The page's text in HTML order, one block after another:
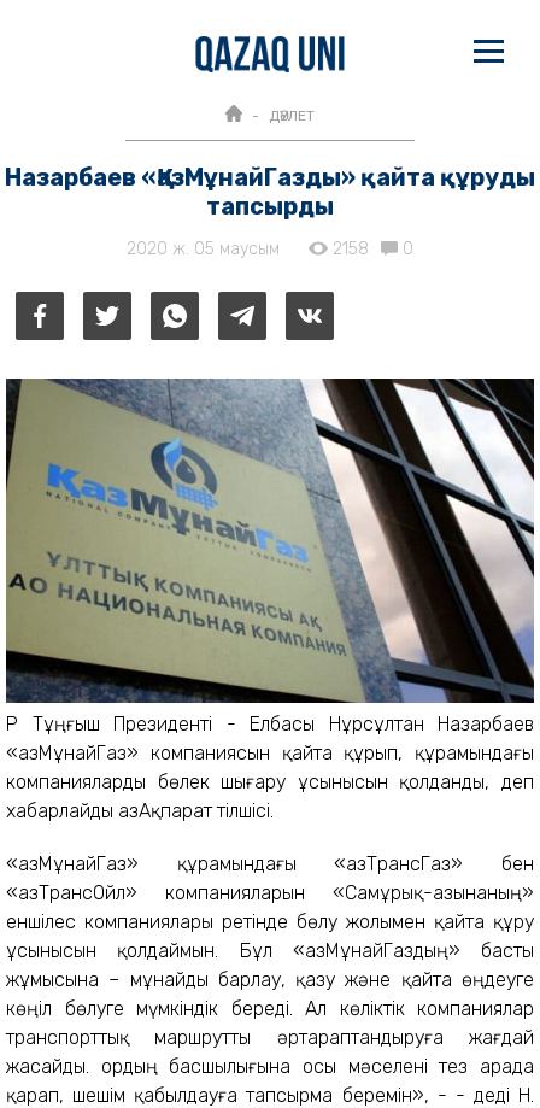
ДӘУЛЕТ
Назарбаев «ҚазМұнайГазды» қайта құруды
тапсырды
2020 ж. 05 маусым 2158 0
ҚР Тұңғыш Президенті - Елбасы Нұрсұлтан Назарбаев
«ҚазМұнайГаз» компаниясын қайта құрып, құрамындағы
компанияларды бөлек шығару ұсынысын қолданды, деп
хабарлайды ҚазАқпарат тілшісі.
«ҚазМұнайГаз» құрамындағы «ҚазТрансГаз» бен
«ҚазТрансОйл» компанияларын «Самұрық-Қазынаның»
еншілес компаниялары ретінде бөлу жолымен қайта құру
ұсынысын қолдаймын. Бұл «ҚазМұнайГаздың» басты
жұмысына – мұнайды барлау, қазу және қайта өңдеуге
көңіл бөлуге мүмкіндік береді. Ал көліктік компаниялар
транспорттық маршрутты әртараптандыруға жағдай
жасайды. Қордың басшылығына осы мәселені тез арада
қарап, шешім қабылдауға тапсырма беремін», - - деді Н.